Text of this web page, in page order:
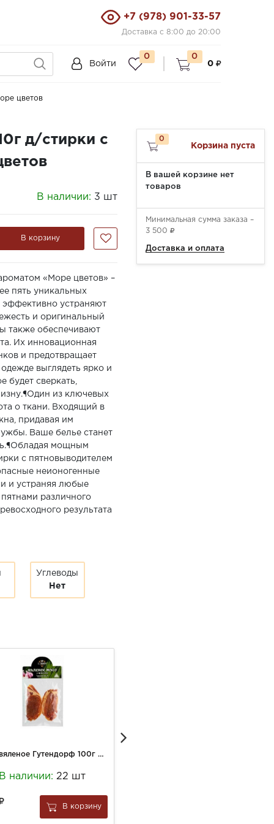
+7 (978) 901-33-57
Доставка с 8:00 до 20:00
Войти
0
0
0
цветов
д/стирки с
В наличии: 3 шт
В корзину
«Море цветов» –
пять уникальных
устраняют
и оригинальный
также обеспечивают
Их инновационная
и предотвращает
выглядеть ярко и
будет сверкать,
из ключевых
о ткани. Входящий в
придавая им
Ваше белье станет
мощным
с пятновыводителем
неионогенные
и устраняя любые
различного
результата
Углеводы
Нет
Мясо вяленое Гутендорф 100г с Чесноком
В наличии: 22 шт
В корзину
0
Корзина пуста
В вашей корзине нет
товаров
Минимальная сумма заказа –
3 500
Доставка и оплата